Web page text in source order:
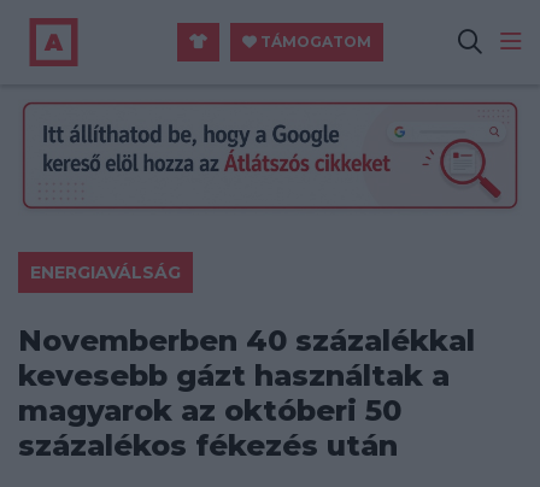
TÁMOGATOM
ENERGIAVÁLSÁG
Novemberben 40 százalékkal
kevesebb gázt használtak a
magyarok az októberi 50
százalékos fékezés után